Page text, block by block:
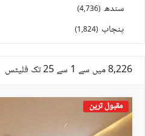
سندھ (
4,736
)
پنجاب (
1,824
)
8,226 میں سے 1 سے 25 تک فلیٹس
مقبول ترین